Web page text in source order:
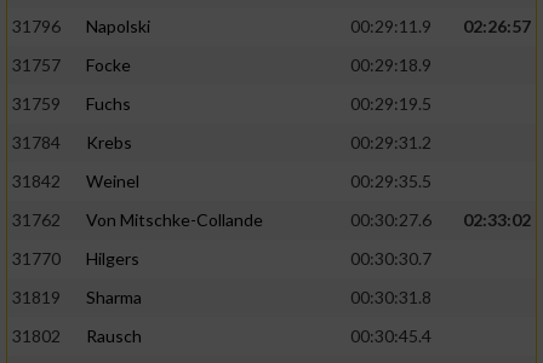
31796
Napolski 00:29:11.9
02:26:57
31757
Focke
00:29:18.9
31759
Fuchs
00:29:19.5
31784
Krebs
00:29:31.2
31842
Weinel
00:29:35.5
31762
Von Mitschke-Collande 00:30:27.6
02:33:02
31770
Hilgers
00:30:30.7
31819
Sharma
00:30:31.8
31802
Rausch
00:30:45.4